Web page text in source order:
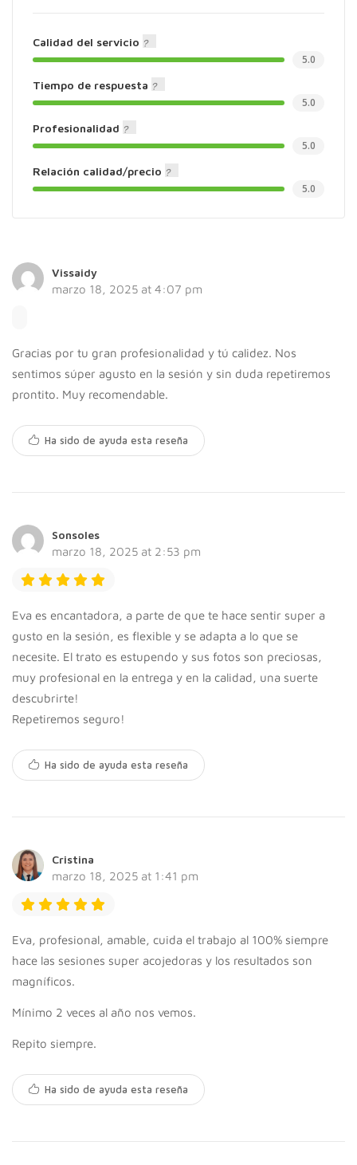
Calidad del servicio
5.0
Tiempo de respuesta
5.0
Profesionalidad
5.0
Relación calidad/precio
5.0
Vissaidy
marzo 18, 2025 at 4:07 pm
Gracias por tu gran profesionalidad y tú calidez. Nos
sentimos súper agusto en la sesión y sin duda repetiremos
prontito. Muy recomendable.
Ha sido de ayuda esta reseña
Sonsoles
marzo 18, 2025 at 2:53 pm
Eva es encantadora, a parte de que te hace sentir super a
gusto en la sesión, es flexible y se adapta a lo que se
necesite. El trato es estupendo y sus fotos son preciosas,
muy profesional en la entrega y en la calidad, una suerte
descubrirte!
Repetiremos seguro!
Ha sido de ayuda esta reseña
Cristina
marzo 18, 2025 at 1:41 pm
Eva, profesional, amable, cuida el trabajo al 100% siempre
hace las sesiones super acojedoras y los resultados son
magníficos.
Mínimo 2 veces al año nos vemos.
Repito siempre.
Ha sido de ayuda esta reseña